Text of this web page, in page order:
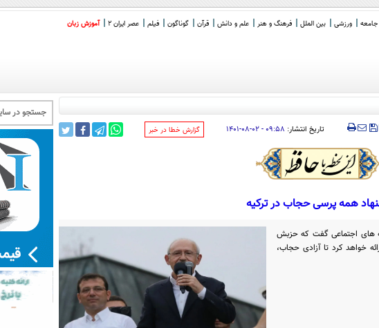
جامعه ورزشی بین الملل فرهنگ و هنر علم و دانش قرآن گوناگون فیلم عصر ایران 2 آموزش زبان
تاریخ انتشار: ۰۹:۵۸ - ۰۲-۰۸-۱۴۰۱ ‌گزارش خطا در خبر
همه پرسی حجاب در ترکیه
های اجتماعی گفت که حزبش
خواهد کرد تا آزادی حجاب،